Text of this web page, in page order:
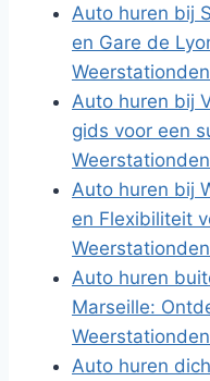
Auto huren bij
en Gare de
Auto huren bij
gids voor een
Auto huren bij
en Flexibiliteit
Auto huren
Marseille:
Auto huren